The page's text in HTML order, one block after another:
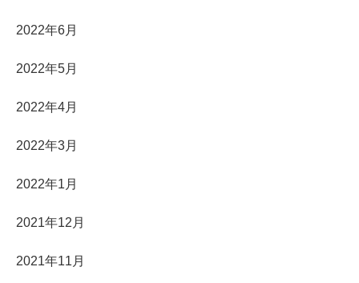
2022年6月
2022年5月
2022年4月
2022年3月
2022年1月
2021年12月
2021年11月